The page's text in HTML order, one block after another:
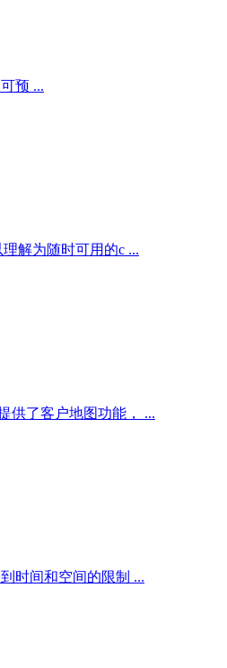
预 ...
解为随时可用的c ...
供了客户地图功能， ...
时间和空间的限制 ...